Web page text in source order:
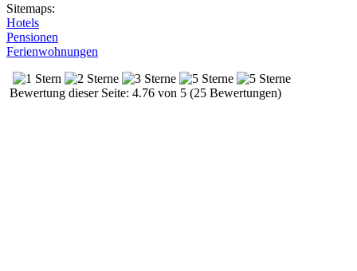
Sitemaps:
Hotels
Pensionen
Ferienwohnungen
Bewertung dieser Seite: 4.76 von 5 (25 Bewertungen)